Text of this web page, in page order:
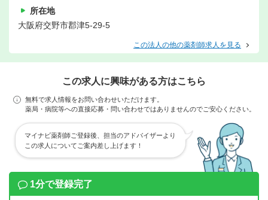
所在地
大阪府交野市郡津5-29-5
この法人の他の薬剤師求人を見る
この求人に興味がある方はこちら
無料で求人情報をお問い合わせいただけます。
薬局・病院等への直接応募・問い合わせではありませんのでご安心ください。
マイナビ薬剤師ご登録後、担当のアドバイザーより
この求人についてご案内差し上げます！
1分で登録完了